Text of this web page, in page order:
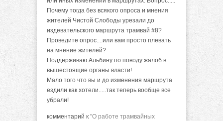
Почему тогда без всякого опроса и мнения
жителей Чистой Слободы урезали до
издевательского маршрута трамвай #8?
Проведите опрос....или вам просто плевать
на мнение жителей?
Поддерживаю Альбину по поводу жалоб в
вышестоящие органы власти!
Мало того что вы и до изменения маршрута
ездили как хотели.....так теперь вообще все
убрали!
комментарий к "О работе трамвайных